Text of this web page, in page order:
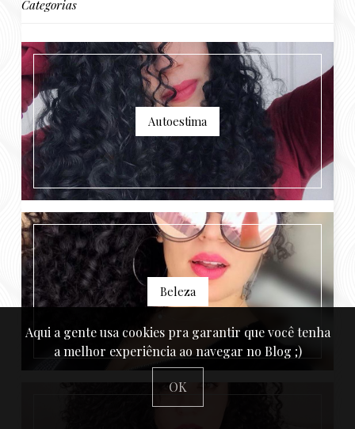
Categorias
Autoestima
Beleza
Aqui a gente usa cookies pra garantir que você tenha
a melhor experiência ao navegar no Blog ;)
OK